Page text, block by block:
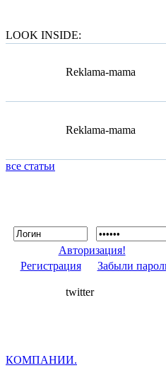
LOOK INSIDE:
Reklama-mama
Reklama-mama
все статьи
Авторизация!
Регистрация
Забыли
twitter
КОМПАНИИ.